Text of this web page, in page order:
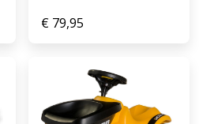
€ 79,95